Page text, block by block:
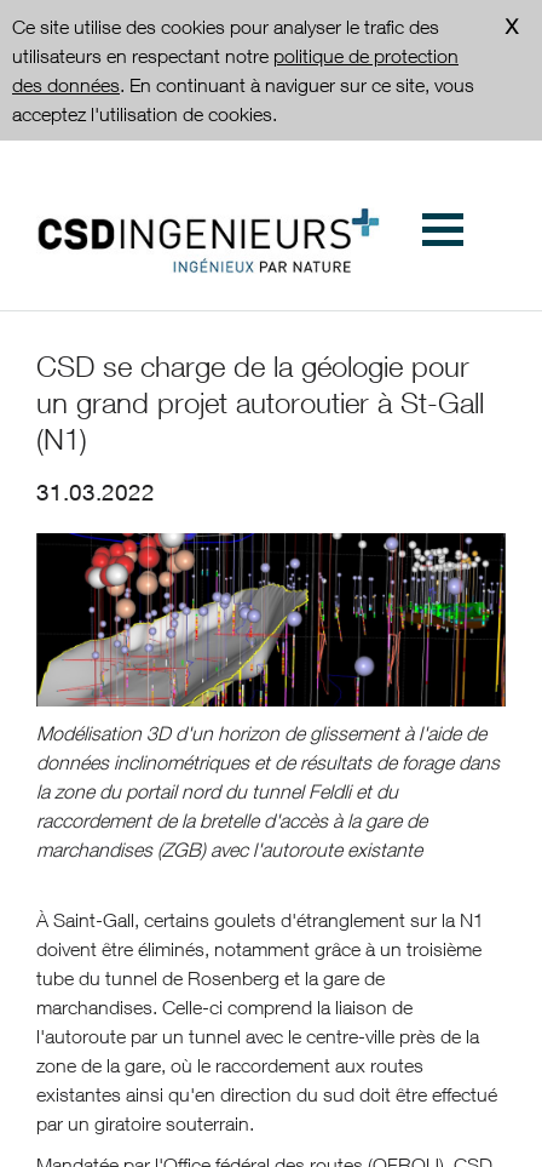
Ce site utilise des cookies pour analyser le trafic des
utilisateurs en respectant notre politique de protection
des données. En continuant à naviguer sur ce site, vous
acceptez l'utilisation de cookies.
CSD se charge de la géologie pour
un grand projet autoroutier à St-Gall
(N1)
31.03.2022
Modélisation 3D d'un horizon de glissement à l'aide de
données inclinométriques et de résultats de forage dans
la zone du portail nord du tunnel Feldli et du
raccordement de la bretelle d'accès à la gare de
marchandises (ZGB) avec l'autoroute existante
À Saint-Gall, certains goulets d'étranglement sur la N1
doivent être éliminés, notamment grâce à un troisième
tube du tunnel de Rosenberg et la gare de
marchandises. Celle-ci comprend la liaison de
l'autoroute par un tunnel avec le centre-ville près de la
zone de la gare, où le raccordement aux routes
existantes ainsi qu'en direction du sud doit être effectué
par un giratoire souterrain.